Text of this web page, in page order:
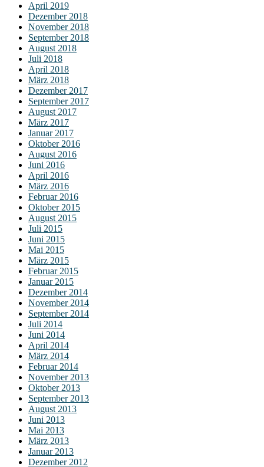
April 2019
Dezember 2018
November 2018
September 2018
August 2018
Juli 2018
April 2018
März 2018
Dezember 2017
September 2017
August 2017
März 2017
Januar 2017
Oktober 2016
August 2016
Juni 2016
April 2016
März 2016
Februar 2016
Oktober 2015
August 2015
Juli 2015
Juni 2015
Mai 2015
März 2015
Februar 2015
Januar 2015
Dezember 2014
November 2014
September 2014
Juli 2014
Juni 2014
April 2014
März 2014
Februar 2014
November 2013
Oktober 2013
September 2013
August 2013
Juni 2013
Mai 2013
März 2013
Januar 2013
Dezember 2012